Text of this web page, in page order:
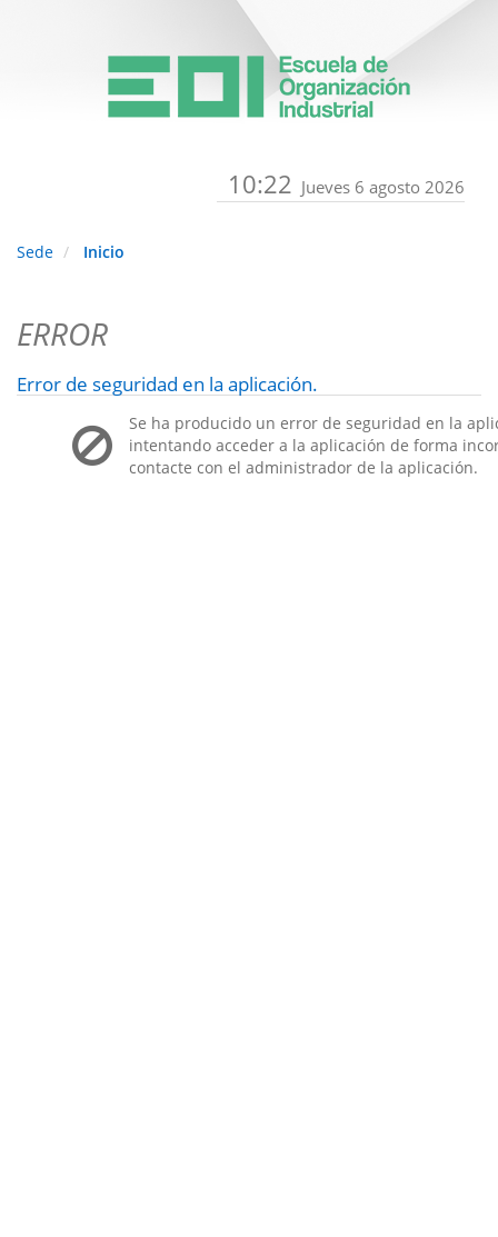
10:22 Jueves 6 agosto 2026
Sede Inicio
ERROR
Error de seguridad en la aplicación.
Se ha producido un error de seguridad en la
intentando acceder a la aplicación de forma
contacte con el administrador de la aplicación.